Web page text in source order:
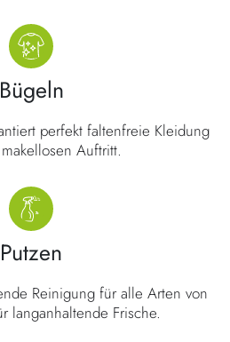
Bügeln
perfekt faltenfreie Kleidung
Auftritt.
Putzen
Reinigung für alle Arten von
langanhaltende Frische.